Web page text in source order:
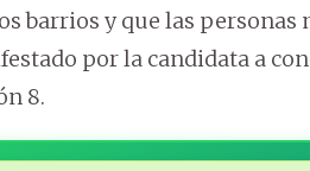
barrios y que las
por la candidata a
8.